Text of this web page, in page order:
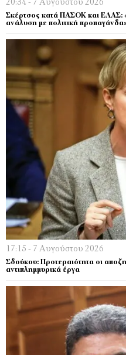
20:34 - 7 Αυγούστου 2026
Σκέρτσος κατά ΠΑΣΟΚ και ΕΛΑΣ:
ανάλυση με πολιτική
17:15 - 7 Αυγούστου 2026
Σδούκου: Προτεραιότητα οι
αντιπλημμυρικά έργα